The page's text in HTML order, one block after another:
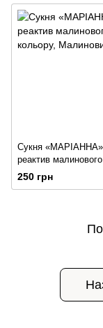
Сукня «МАРІАННА»
реактив
250 грн